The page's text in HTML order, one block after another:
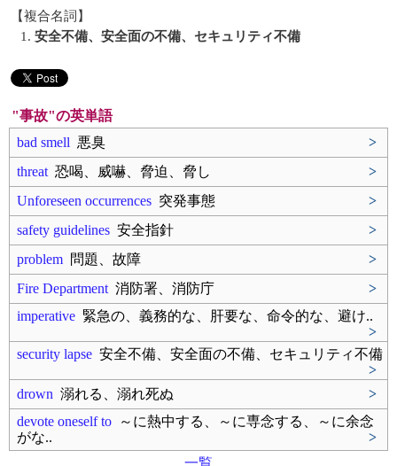
【複合名詞】
1. 安全不備、安全面の不備、セキュリティ不備
"事故"の英単語
bad smell 悪臭
>
threat 恐喝、威嚇、脅迫、脅し
>
Unforeseen occurrences 突発事態
>
safety guidelines 安全指針
>
problem 問題、故障
>
Fire Department 消防署、消防庁
>
imperative 緊急の、義務的な、肝要な、命令的な、避け..
>
security lapse 安全不備、安全面の不備、セキュリティ不備
>
drown 溺れる、溺れ死ぬ
>
devote oneself to ～に熱中する、～に専念する、～に余念
がな..
>
一覧